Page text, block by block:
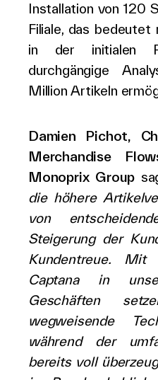
Installation von 120
Filiale, das bedeutet
in der initialen
durchgängige
Million Artikeln
Damien Pichot,
Merchandise
Monoprix Group
die höhere
von
Steigerung der
Kundentreue.
Captana in
Geschäften
wegweisende
während der
bereits voll